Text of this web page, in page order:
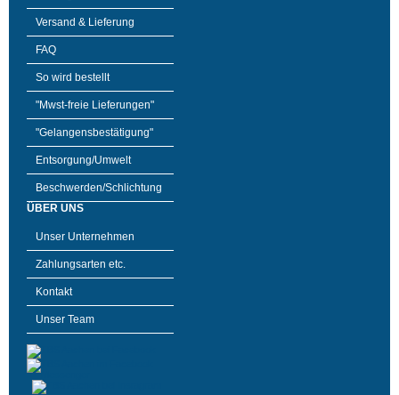
Versand & Lieferung
FAQ
So wird bestellt
"Mwst-freie Lieferungen"
"Gelangensbestätigung"
Entsorgung/Umwelt
Beschwerden/Schlichtung
ÜBER UNS
Unser Unternehmen
Zahlungsarten etc.
Kontakt
Unser Team